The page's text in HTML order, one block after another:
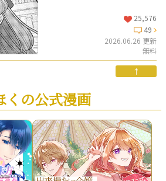
25,576
49
2026.06.26 更新
無料
↑
くの公式漫画